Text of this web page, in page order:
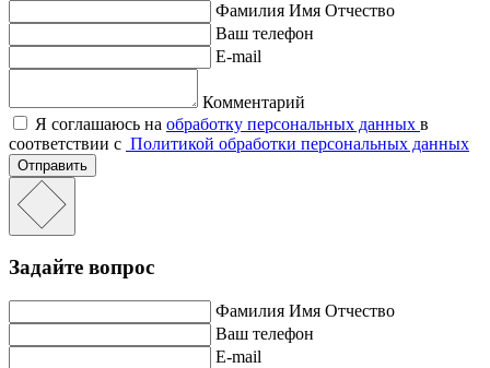
Фамилия Имя Отчество
Ваш телефон
E-mail
Комментарий
Я соглашаюсь на обработку персональных данных в
соответствии с Политикой обработки персональных данных
Отправить
Задайте вопрос
Фамилия Имя Отчество
Ваш телефон
E-mail